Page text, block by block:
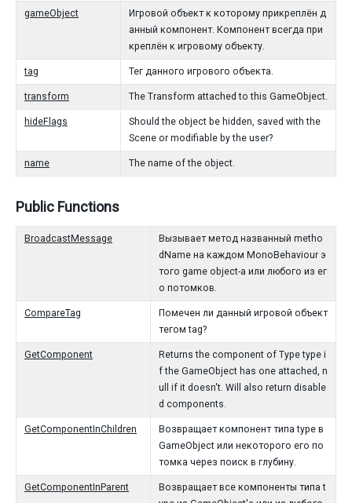
gameObject
Игровой объект к которому прикреплён д
анный компонент. Компонент всегда при
креплён к игровому объекту.
tag Тег данного игрового объекта.
transform The Transform attached to this GameObject.
hideFlags
Should the object be hidden, saved with the
Scene or modifiable by the user?
name The name of the object.
Public Functions
BroadcastMessage
Вызывает метод названный metho
dName на каждом MonoBehaviour э
того game object-а или любого из ег
о потомков.
CompareTag
Помечен ли данный игровой объект
тегом tag?
GetComponent
Returns the component of Type type i
f the GameObject has one attached, n
ull if it doesn't. Will also return disable
d components.
GetComponentInChildren
Возвращает компонент типа type в
GameObject или некоторого его по
томка через поиск в глубину.
GetComponentInParent
Возвращает все компоненты типа t